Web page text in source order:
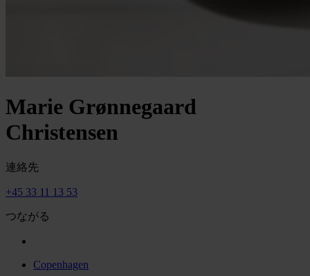
Marie Grønnegaard
Christensen
連絡先
+45 33 11 13 53
つながる
Copenhagen